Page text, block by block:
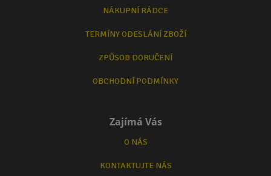
NÁKUPNÍ RÁDCE
TERMÍNY ODESLÁNÍ ZBOŽÍ
ZPŮSOB DORUČENÍ
OBCHODNÍ PODMÍNKY
Zajímá Vás
O NÁS
KONTAKTUJTE NÁS